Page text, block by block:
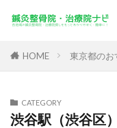
HOME 東京都のお
CATEGORY
渋谷駅（渋谷区